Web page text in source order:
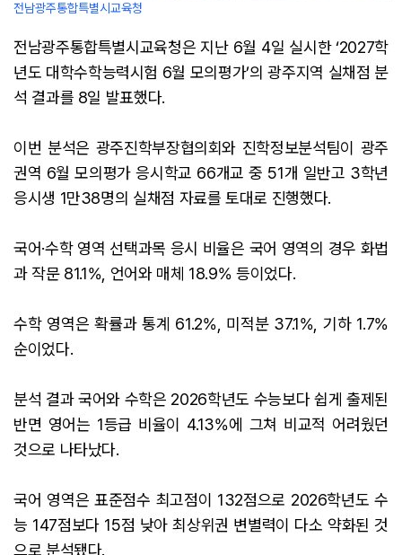
전남광주통합특별시교육청
전남광주통합특별시교육청은 지난 6월 4일 실시한 ‘2027학
년도 대학수학능력시험 6월 모의평가’의 광주지역 실채점 분
석 결과를 8일 발표했다.
이번 분석은 광주진학부장협의회와 진학정보분석팀이 광주
권역 6월 모의평가 응시학교 66개교 중 51개 일반고 3학년
응시생 1만38명의 실채점 자료를 토대로 진행했다.
국어·수학 영역 선택과목 응시 비율은 국어 영역의 경우 화법
과 작문 81.1%, 언어와 매체 18.9% 등이었다.
수학 영역은 확률과 통계 61.2%, 미적분 37.1%, 기하 1.7%
순이었다.
분석 결과 국어와 수학은 2026학년도 수능보다 쉽게 출제된
반면 영어는 1등급 비율이 4.13%에 그쳐 비교적 어려웠던
것으로 나타났다.
국어 영역은 표준점수 최고점이 132점으로 2026학년도 수
능 147점보다 15점 낮아 최상위권 변별력이 다소 약화된 것
으로 분석됐다.